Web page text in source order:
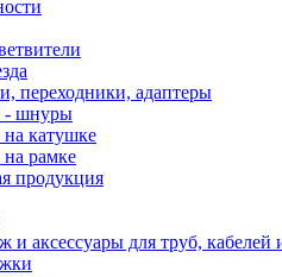
переходники, адаптеры
- шнуры
катушке
рамке
продукция
и аксессуары для труб, кабелей